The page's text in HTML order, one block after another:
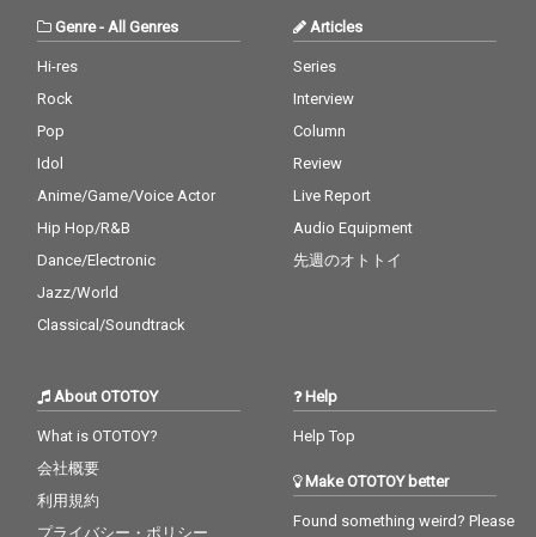
Genre- All Genres
Hi-res
Rock
Pop
Idol
Anime/Game/Voice Actor
Hip Hop/R&B
Dance/Electronic
Jazz/World
Classical/Soundtrack
Articles
Series
Interview
Column
Review
Live Report
Audio Equipment
先週のオトトイ
About OTOTOY
What is OTOTOY?
会社概要
利用規約
プライバシー・ポリシー
Help
Help Top
Make OTOTOY better
Found something weird? Please